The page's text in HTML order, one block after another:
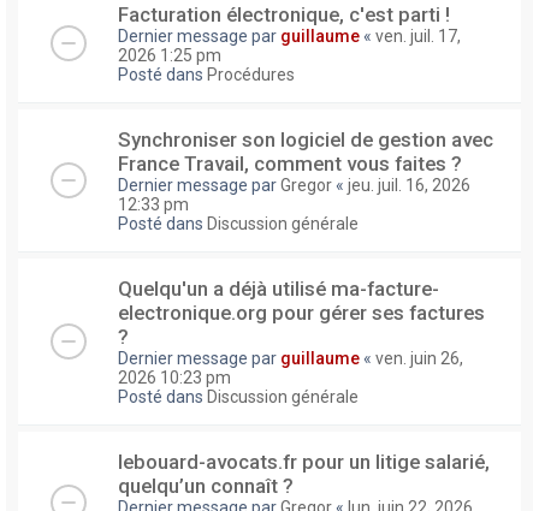
Facturation électronique, c'est parti !
Dernier message par guillaume « ven. juil. 17,
2026 1:25 pm
Posté dans Procédures
Synchroniser son logiciel de gestion avec
France Travail, comment vous faites ?
Dernier message parGregor « jeu. juil. 16, 2026
12:33 pm
Posté dans Discussion générale
Quelqu'un a déjà utilisé ma-facture-
electronique.org pour gérer ses factures
?
Dernier message par guillaume « ven. juin 26,
2026 10:23 pm
Posté dans Discussion générale
lebouard-avocats.fr pour un litige salarié,
quelqu’un connaît ?